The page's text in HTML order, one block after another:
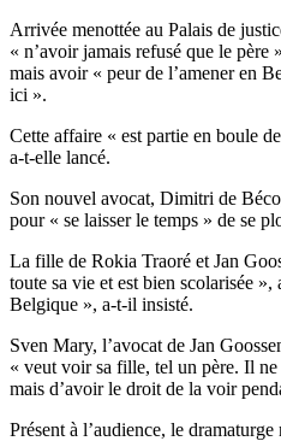
Arrivée menottée au Palais de
« n’avoir jamais refusé que le
mais avoir « peur de l’amener en
ici ».
Cette affaire « est partie en boule
a-t-elle lancé.
Son nouvel avocat, Dimitri de
pour « se laisser le temps » de se
La fille de Rokia Traoré et Jan
toute sa vie et est bien scolarisée
Belgique », a-t-il insisté.
Sven Mary, l’avocat de Jan
« veut voir sa fille, tel un père. Il
mais d’avoir le droit de la voir
Présent à l’audience, le dramaturge